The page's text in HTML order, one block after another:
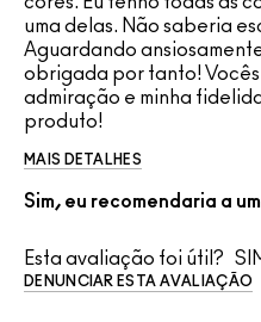
uma delas. Não saberia
Aguardando
obrigada por tanto! Vocês
admiração e minha
produto!
MAIS DETALHES
Sim, eu recomendaria a
Esta avaliação foi útil?
DENUNCIAR ESTA AVALIAÇÃO